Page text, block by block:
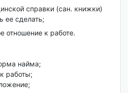
справки (сан. книжки)
ее сделать;
отношение к работе.
найма;
работы;